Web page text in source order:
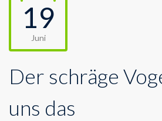
19
Juni
Der schräge
uns das